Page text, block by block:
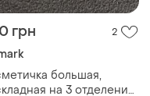
грн 2
большая,
на 3 отделения,